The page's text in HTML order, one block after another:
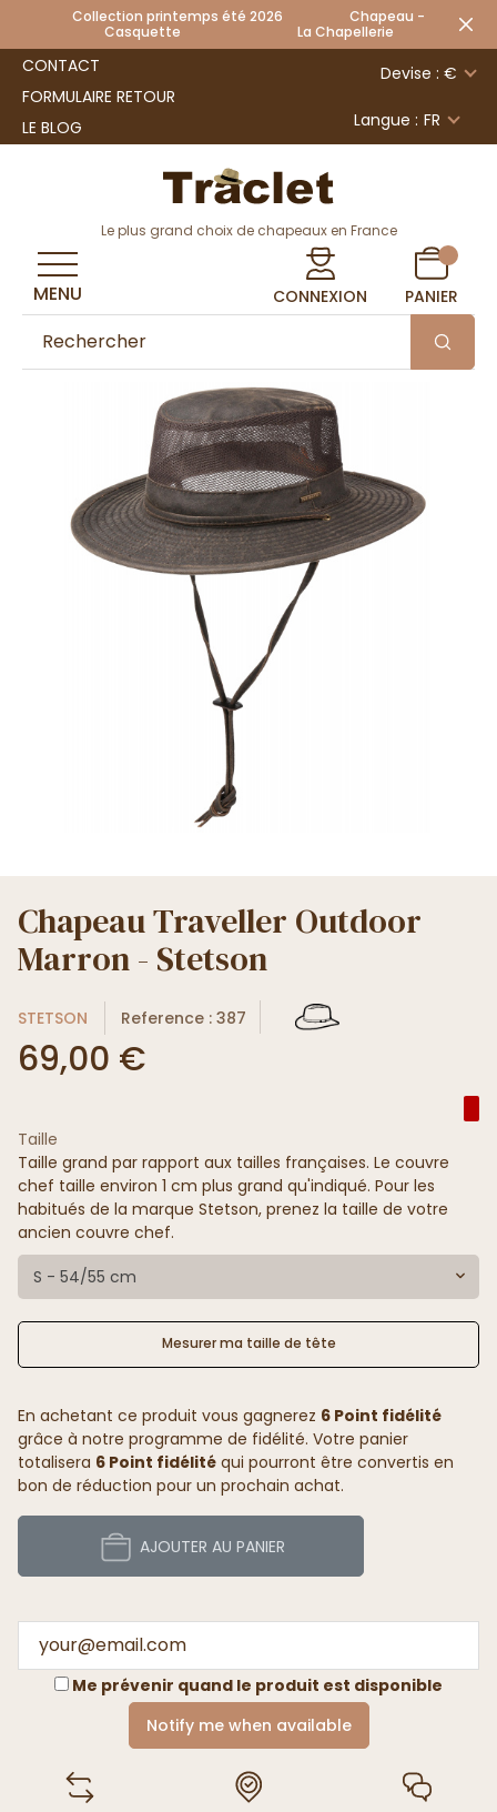
Collection printemps été 2026 Chapeau -
Casquette La Chapellerie
CONTACT
FORMULAIRE RETOUR
LE BLOG
Devise : €
Langue : FR
Le plus grand choix de chapeaux en France
CONNEXION PANIER
MENU
Chapeau Traveller Outdoor
Marron - Stetson
STETSON Reference : 387
69,00 €
Taille
Taille grand par rapport aux tailles françaises. Le couvre
chef taille environ 1 cm plus grand qu'indiqué. Pour les
habitués de la marque Stetson, prenez la taille de votre
ancien couvre chef.
S - 54/55 cm
Mesurer ma taille de tête
En achetant ce produit vous gagnerez 6 Point fidélité
grâce à notre programme de fidélité. Votre panier
totalisera 6 Point fidélité qui pourront être convertis en
bon de réduction pour un prochain achat.
AJOUTER AU PANIER
Me prévenir quand le produit est disponible
Notify me when available